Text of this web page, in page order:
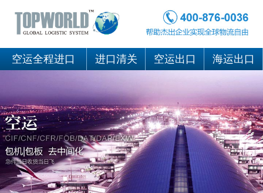
空运全程进口 进口清关 空运出口 海运出口